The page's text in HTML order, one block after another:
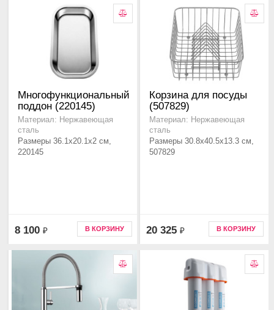
Многофункциональный
поддон (220145)
Материал: Нержавеющая
сталь
Размеры 36.1x20.1x2 см,
220145
8 100 ₽ В КОРЗИНУ
Корзина для посуды
(507829)
Материал: Нержавеющая
сталь
Размеры 30.8x40.5x13.3 см,
507829
20 325 ₽ В КОРЗИНУ